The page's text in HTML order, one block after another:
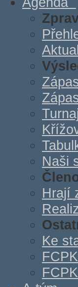
Naši
Hrají
Ke